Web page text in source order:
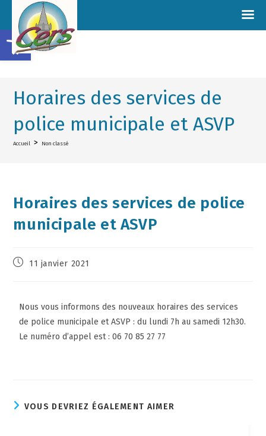
Horaires des services de
police municipale et ASVP
Accueil > Non classé
Horaires des services de police
municipale et ASVP
11 janvier 2021
Nous vous informons des nouveaux horaires des services
de police municipale et ASVP : du lundi 7h au samedi 12h30.
Le numéro d’appel est : 06 70 85 27 77
VOUS DEVRIEZ ÉGALEMENT AIMER
Ouvrir la barre d’outils